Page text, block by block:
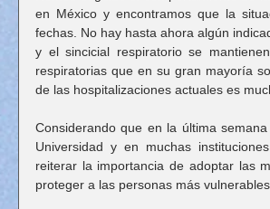
en México y encontramos que la
fechas. No hay hasta ahora algún
y el sincicial respiratorio se
respiratorias que en su gran mayoría
de las hospitalizaciones actuales es
Considerando que en la última
Universidad y en muchas
reiterar la importancia de adoptar las
proteger a las personas más